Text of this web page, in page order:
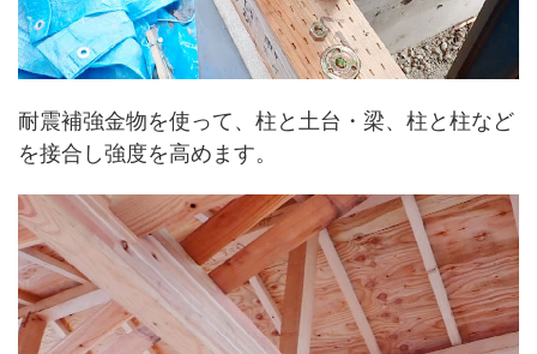
耐震補強金物を使って、柱と土台・梁、柱と柱など
を接合し強度を高めます。